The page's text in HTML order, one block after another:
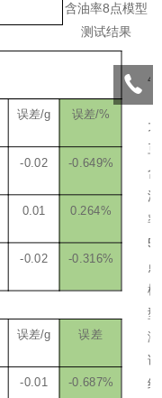
误差/g 误差/%
-0.02 -0.649%
0.01 0.264%
-0.02 -0.316%
误差/g 误差
-0.01 -0.687%
含油率8点模型
测试结果
4
：
大
豆
含
油
率
5
点
模
型
测
试
结